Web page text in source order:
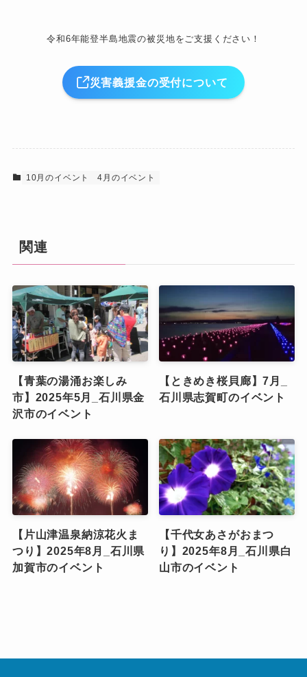
令和6年能登半島地震の被災地をご支援ください！
災害義援金の受付について
10月のイベント 4月のイベント
関連
【青葉の湯涌お楽しみ
市】2025年5月_石川県金
沢市のイベント
【ときめき桜貝廊】7月_
石川県志賀町のイベント
【片山津温泉納涼花火ま
つり】2025年8月_石川県
加賀市のイベント
【千代女あさがおまつ
り】2025年8月_石川県白
山市のイベント